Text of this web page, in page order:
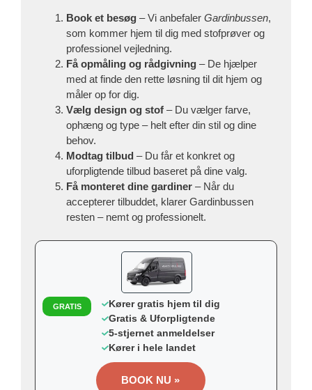
Book et besøg – Vi anbefaler Gardinbussen,
som kommer hjem til dig med stofprøver og
professionel vejledning.
Få opmåling og rådgivning – De hjælper
med at finde den rette løsning til dit hjem og
måler op for dig.
Vælg design og stof – Du vælger farve,
ophæng og type – helt efter din stil og dine
behov.
Modtag tilbud – Du får et konkret og
uforpligtende tilbud baseret på dine valg.
Få monteret dine gardiner – Når du
accepterer tilbuddet, klarer Gardinbussen
resten – nemt og professionelt.
GRATIS
Kører gratis hjem til dig
Gratis & Uforpligtende
5-stjernet anmeldelser
Kører i hele landet
BOOK NU »